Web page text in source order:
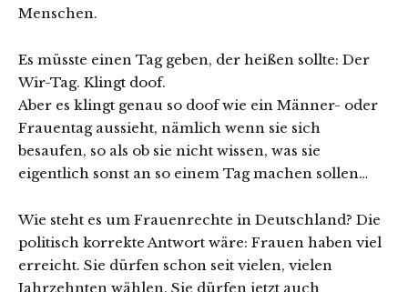
Menschen.
Es müsste einen Tag geben, der heißen sollte: Der
Wir-Tag. Klingt doof.
Aber es klingt genau so doof wie ein Männer- oder
Frauentag aussieht, nämlich wenn sie sich
besaufen, so als ob sie nicht wissen, was sie
eigentlich sonst an so einem Tag machen sollen…
Wie steht es um Frauenrechte in Deutschland? Die
politisch korrekte Antwort wäre: Frauen haben viel
erreicht. Sie dürfen schon seit vielen, vielen
Jahrzehnten wählen. Sie dürfen jetzt auch